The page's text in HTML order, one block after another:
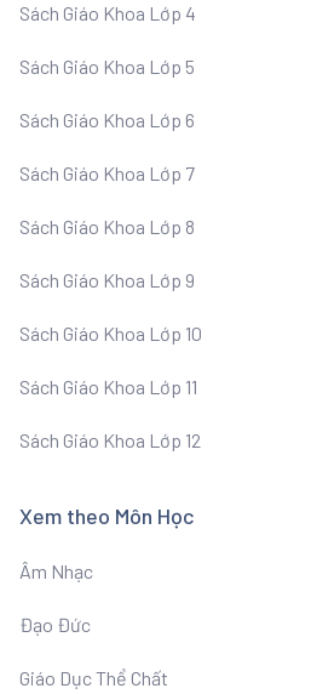
Sách Giáo Khoa Lớp 4
Sách Giáo Khoa Lớp 5
Sách Giáo Khoa Lớp 6
Sách Giáo Khoa Lớp 7
Sách Giáo Khoa Lớp 8
Sách Giáo Khoa Lớp 9
Sách Giáo Khoa Lớp 10
Sách Giáo Khoa Lớp 11
Sách Giáo Khoa Lớp 12
Xem theo Môn Học
Âm Nhạc
Đạo Đức
Giáo Dục Thể Chất